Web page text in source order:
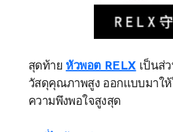
สุดท้าย หัวพอต RELX เป็นส่
วัสดุคุณภาพสูง ออกแบบมาใ
ความพึงพอใจสูงสุด